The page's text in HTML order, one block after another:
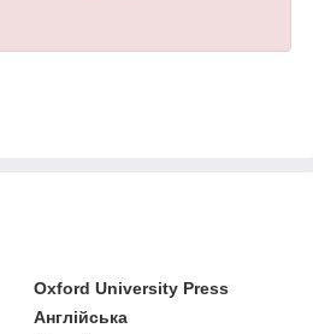
Oxford University Press
Англійська